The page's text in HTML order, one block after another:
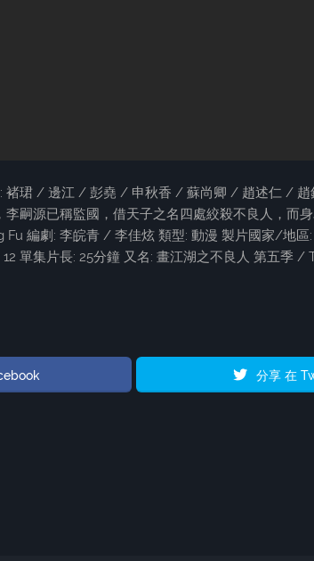
: 褚珺 / 邊江 / 彭堯 / 申秋香 / 蘇尚卿 / 趙述仁 /
嗣源已稱監國，借天子之名四處絞殺不良人，而
編劇: 李皖青 / 李佳炫 類型: 動漫 製片國家/地區
12 單集片長: 25分鐘 又名: 畫江湖之不良人 第五季
分享 在